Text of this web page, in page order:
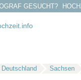
GESUCHT?
Deutschland Sachsen